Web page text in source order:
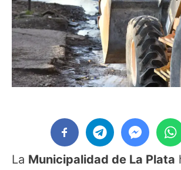
La Municipalidad de La Plata